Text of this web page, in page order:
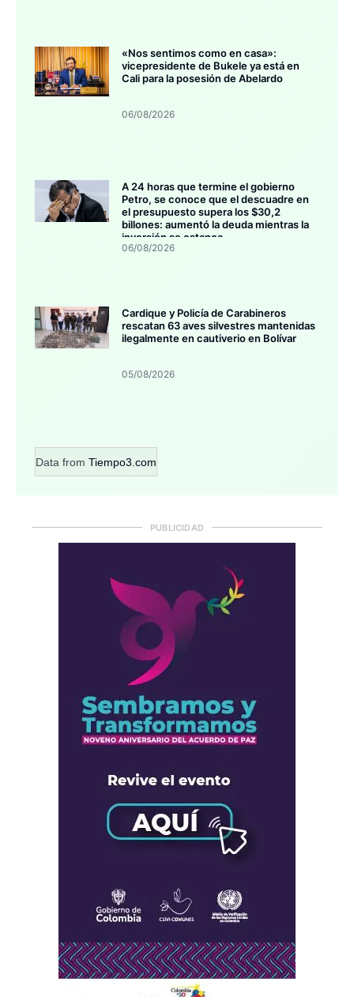
«Nos sentimos como en casa»:
vicepresidente de Bukele ya está en
Cali para la posesión de Abelardo
06/08/2026
A 24 horas que termine el gobierno
Petro, se conoce que el descuadre en
el presupuesto supera los $30,2
billones: aumentó la deuda mientras la
inversión se estanca
06/08/2026
Cardique y Policía de Carabineros
rescatan 63 aves silvestres mantenidas
ilegalmente en cautiverio en Bolívar
05/08/2026
Data from Tiempo3.com
PUBLICIDAD